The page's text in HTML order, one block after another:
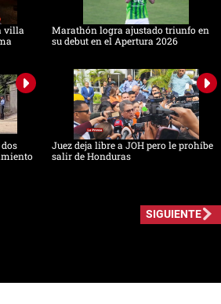
villa
Marathón logra ajustado triunfo en
su debut en el Apertura 2026
Juez deja libre a JOH pero le prohíbe
salir de Honduras
SIGUIENTE